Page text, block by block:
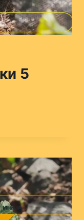
5